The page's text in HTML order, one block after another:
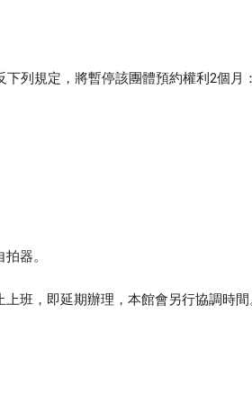
下列規定，將暫停該團體預約權利2個月
器。
班，即延期辦理，本館會另行協調時間